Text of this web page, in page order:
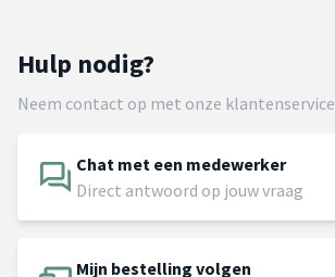
Hulp nodig?
Neem contact op met onze klantenservice
Chat met een medewerker
Direct antwoord op jouw vraag
Mijn bestelling volgen